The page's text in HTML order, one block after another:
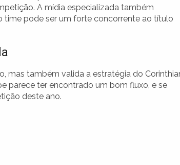
A mídia especializada também
time pode ser um forte concorrente ao título
mas também valida a estratégia do
parece ter encontrado um bom fluxo, e se
deste ano.